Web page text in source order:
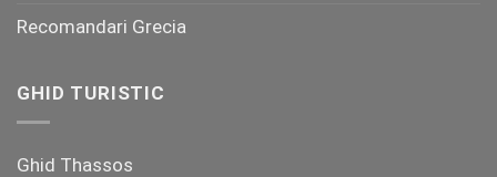
Recomandari Grecia
GHID TURISTIC
Ghid Thassos